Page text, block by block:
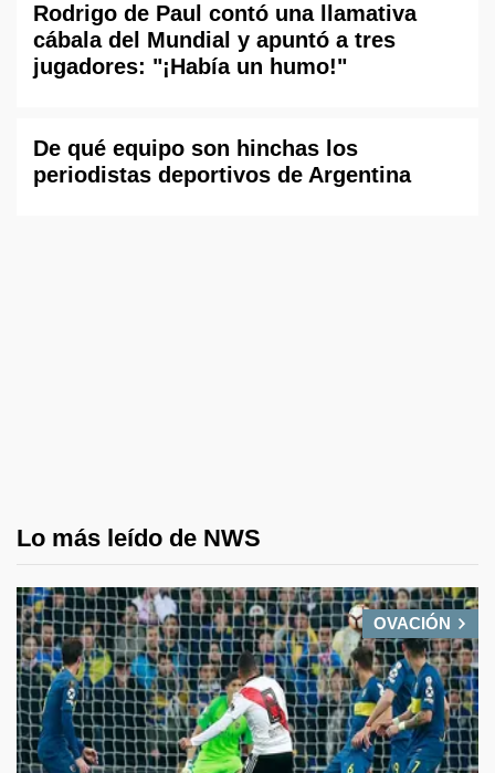
Rodrigo de Paul contó una llamativa
cábala del Mundial y apuntó a tres
jugadores: "¡Había un humo!"
De qué equipo son hinchas los
periodistas deportivos de Argentina
Lo más leído de NWS
OVACIÓN